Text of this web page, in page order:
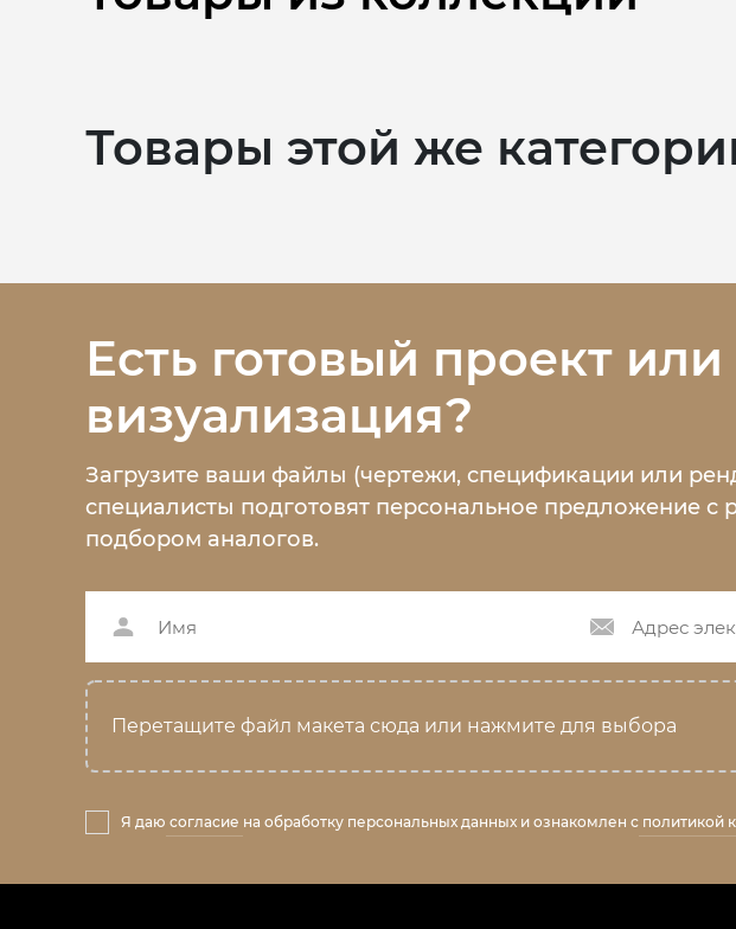
Товары этой же
Есть готовый проект или
визуализация?
Загрузите ваши файлы (чертежи, спецификации или
специалисты подготовят персональное предложение с
подбором аналогов.
Перетащите файл макета сюда или нажмите для выбора
Я даю согласие на обработку персональных данных и ознакомлен с политикой